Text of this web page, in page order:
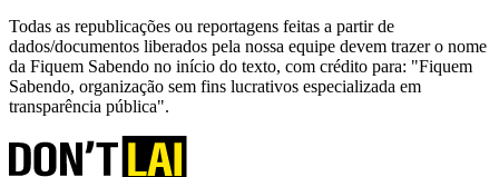
Todas as republicações ou reportagens feitas a partir de
dados/documentos liberados pela nossa equipe devem trazer o nome
da Fiquem Sabendo no início do texto, com crédito para: "Fiquem
Sabendo, organização sem fins lucrativos especializada em
transparência pública".